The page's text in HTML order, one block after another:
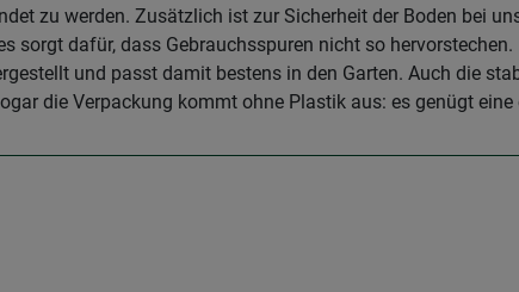
zu werden. Zusätzlich ist zur Sicherheit der Boden bei
sorgt dafür, dass Gebrauchsspuren nicht so hervorstechen.
und passt damit bestens in den Garten. Auch die
die Verpackung kommt ohne Plastik aus: es genügt